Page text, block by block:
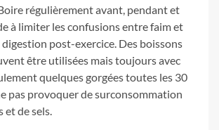
régulièrement avant, pendant et
à limiter les confusions entre faim et
post-exercice. Des boissons
être utilisées mais toujours avec
quelques gorgées toutes les 30
pas provoquer de surconsommation
et de sels.